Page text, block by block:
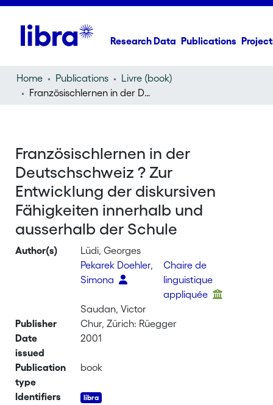
Research Data Publications
Home Publications
Livre (book)
Französischlernen in der Deutschschweiz ? Zur Entwicklung der diskursiven Fähigkeiten innerhalb und ausserhalb der Schule
Französischlernen in der
Deutschschweiz ? Zur
Entwicklung der diskursiven
Fähigkeiten innerhalb und
ausserhalb der Schule
Author(s)
Lüdi, Georges
Pekarek Doehler,
Simona
Chaire de
linguistique
appliquée
Saudan, Victor
Publisher
Chur, Zürich: Rüegger
Date
issued
2001
Publication
type
book
Identifiers